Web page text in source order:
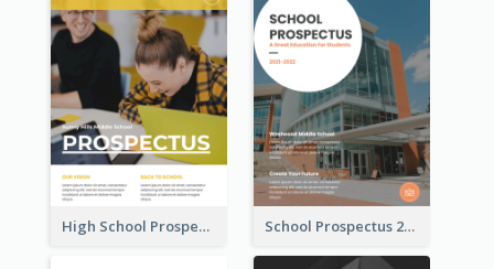
High School Prospectus School Prospectus 2022